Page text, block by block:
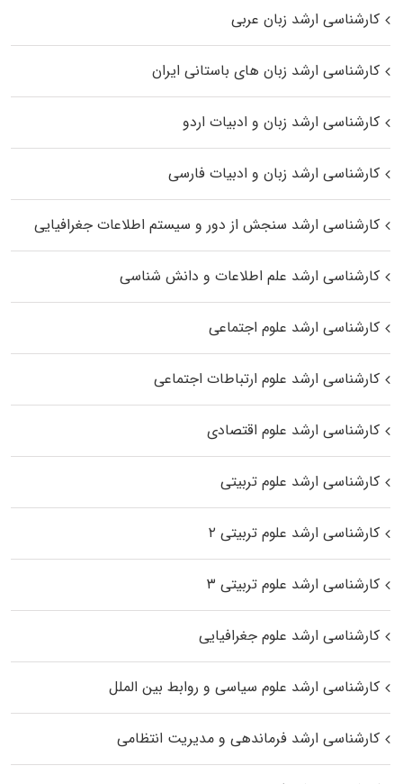
کارشناسی ارشد زبان عربی
کارشناسی ارشد زبان‌ های باستانی ایران
کارشناسی ارشد زبان و ادبیات اردو
کارشناسی ارشد زبان و ادبیات فارسی
کارشناسی ارشد سنجش از دور و سیستم اطلاعات جغرافیایی
کارشناسی ارشد علم اطلاعات و دانش شناسی
کارشناسی ارشد علوم اجتماعی
کارشناسی ارشد علوم ارتباطات اجتماعی
کارشناسی ارشد علوم اقتصادی
کارشناسی ارشد علوم تربیتی
کارشناسی ارشد علوم تربیتی ۲
کارشناسی ارشد علوم تربیتی ۳
کارشناسی ارشد علوم جغرافیایی
کارشناسی ارشد علوم سیاسی و روابط بین الملل
کارشناسی ارشد فرماندهی و مدیریت انتظامی